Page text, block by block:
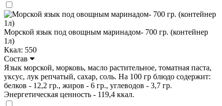
Морской язык под овощным маринадом- 700 гр. (контейнер
1л)
Ккал: 550
Состав
Язык морской, морковь, масло растительное, томатная паста,
уксус, лук репчатый, сахар, соль. На 100 гр блюдо содержит:
белков - 12,2 гр., жиров - 6 гр., углеводов - 3,7 гр.
Энергетическая ценность - 119,4 ккал.